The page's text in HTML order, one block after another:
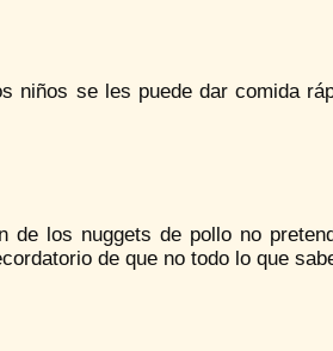
niños se les puede dar comida
los nuggets de pollo no
de que no todo lo que